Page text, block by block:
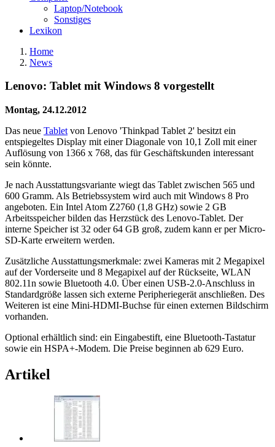
Laptop/Notebook
Sonstiges
Lexikon
Home
News
Lenovo: Tablet mit Windows 8 vorgestellt
Montag, 24.12.2012
Das neue Tablet von Lenovo 'Thinkpad Tablet 2' besitzt ein
entspiegeltes Display mit einer Diagonale von 10,1 Zoll mit einer
Auflösung von 1366 x 768, das für Geschäftskunden interessant
sein könnte.
Je nach Ausstattungsvariante wiegt das Tablet zwischen 565 und
600 Gramm. Als Betriebssystem wird auch mit Windows 8 Pro
angeboten. Ein Intel Atom Z2760 (1,8 GHz) sowie 2 GB
Arbeitsspeicher bilden das Herzstück des Lenovo-Tablet. Der
interne Speicher ist 32 oder 64 GB groß, zudem kann er per Micro-
SD-Karte erweitern werden.
Zusätzliche Ausstattungsmerkmale: zwei Kameras mit 2 Megapixel
auf der Vorderseite und 8 Megapixel auf der Rückseite, WLAN
802.11n sowie Bluetooth 4.0. Über einen USB-2.0-Anschluss in
Standardgröße lassen sich externe Peripheriegerät anschließen. Des
Weiteren ist eine Mini-HDMI-Buchse für einen externen Bildschirm
vorhanden.
Optional erhältlich sind: ein Eingabestift, eine Bluetooth-Tastatur
sowie ein HSPA+-Modem. Die Preise beginnen ab 629 Euro.
Artikel